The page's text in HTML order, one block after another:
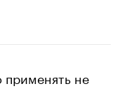
не